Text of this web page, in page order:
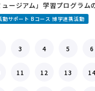
ュージアム」学習プログラム
サポート Bコース 博学連携活動
3 4 5 6
11 12 13